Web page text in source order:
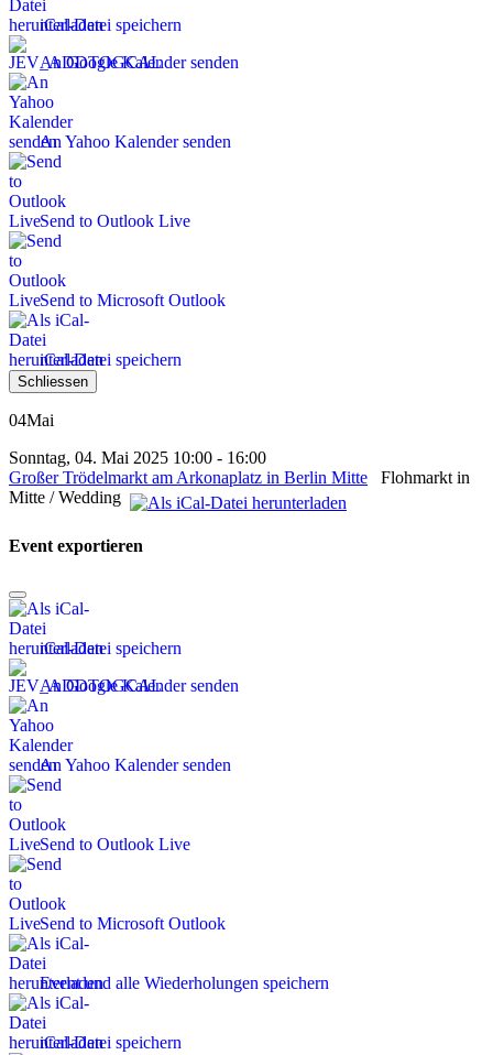
iCal-Datei speichern
An Google Kalender senden
An Yahoo Kalender senden
Send to Outlook Live
Send to Microsoft Outlook
iCal-Datei speichern
Schliessen
04Mai
Sonntag, 04. Mai 2025 10:00 - 16:00
Großer Trödelmarkt am Arkonaplatz in Berlin Mitte Flohmarkt in
Mitte / Wedding
Event exportieren
iCal-Datei speichern
An Google Kalender senden
An Yahoo Kalender senden
Send to Outlook Live
Send to Microsoft Outlook
Event und alle Wiederholungen speichern
iCal-Datei speichern